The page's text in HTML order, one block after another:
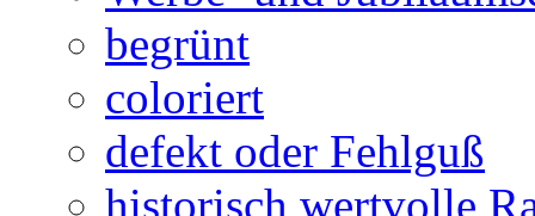
begrünt
coloriert
defekt oder Fehlguß
historisch wertvolle